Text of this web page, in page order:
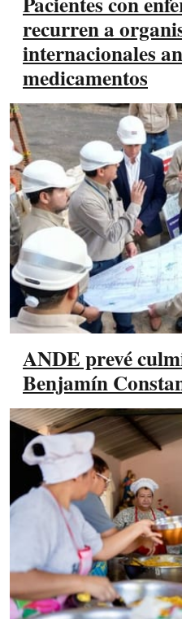
recurren a
internacionales
medicamentos
ANDE prevé
Benjamín